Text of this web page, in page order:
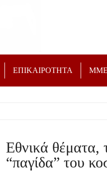
ΕΠΙΚΑΙΡΟΤΗΤΑ ΜΜΕ
Εθνικά θέματα,
“παγίδα” του